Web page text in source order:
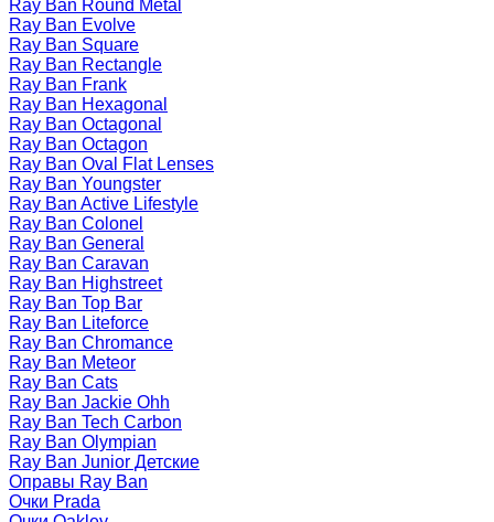
Ray Ban Round Metal
Ray Ban Evolve
Ray Ban Square
Ray Ban Rectangle
Ray Ban Frank
Ray Ban Hexagonal
Ray Ban Octagonal
Ray Ban Octagon
Ray Ban Oval Flat Lenses
Ray Ban Youngster
Ray Ban Active Lifestyle
Ray Ban Colonel
Ray Ban General
Ray Ban Caravan
Ray Ban Highstreet
Ray Ban Top Bar
Ray Ban Liteforce
Ray Ban Chromance
Ray Ban Meteor
Ray Ban Cats
Ray Ban Jackie Ohh
Ray Ban Tech Carbon
Ray Ban Olympian
Ray Ban Junior Детские
Оправы Ray Ban
Очки Prada